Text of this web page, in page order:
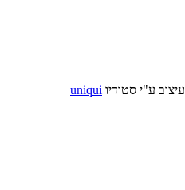
עיצוב ע"י סטודיו uniqui